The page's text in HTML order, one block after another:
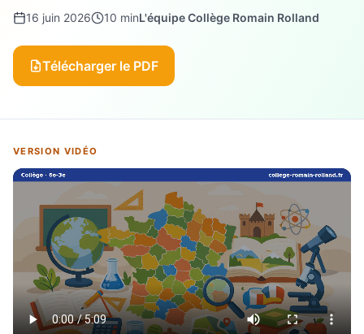
16 juin 2026 10 minL'équipe Collège Romain Rolland
Télécharger le PDF
VERSION VIDÉO